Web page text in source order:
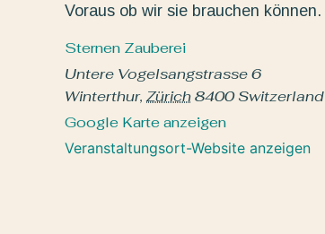
Voraus ob wir sie brauchen können.
Sternen Zauberei
Untere Vogelsangstrasse 6
Winterthur, Zürich8400 Switzerland
Google Karte anzeigen
Veranstaltungsort-Website anzeigen